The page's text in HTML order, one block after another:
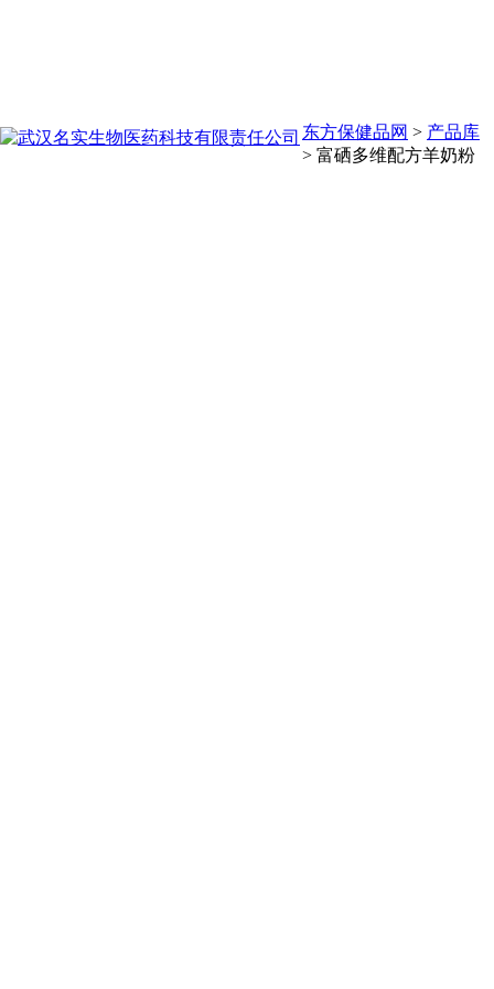
东方保健品网 > 产品库
> 富硒多维配方羊奶粉